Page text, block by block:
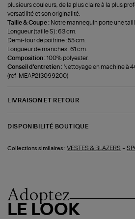
plusieurs couleurs, de la plus claire à la plus
versatilité et son originalité.
Taille & Coupe : Notre mannequin porte une
Longueur (taille S) : 63 cm.
Demi-tour de poitrine : 55 cm.
Longueur de manches : 61 cm.
Composition :100% polyester.
Conseil d'entretien : Nettoyage en machine à
(ref-MEAP213099200)
LIVRAISON ET RETOUR
DISPONIBILITÉ BOUTIQUE
Collections similaires : VESTES & BLAZERS -
Adoptez
LE LOOK